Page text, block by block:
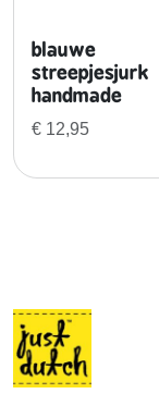
blauwe
streepjesjurk
handmade
€ 12,95